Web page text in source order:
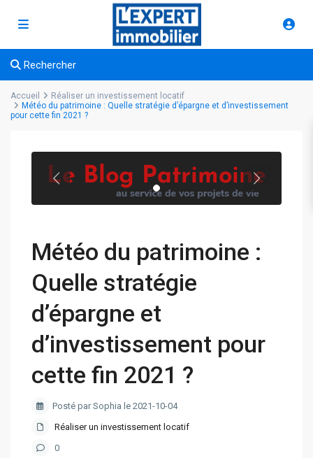
Rechercher
Accueil
Réaliser un investissement locatif
Météo du patrimoine : Quelle stratégie d’épargne et d’investissement
pour cette fin 2021 ?
Météo du patrimoine :
Quelle stratégie
d’épargne et
d’investissement pour
cette fin 2021 ?
Posté par Sophia le 2021-10-04
Réaliser un investissement locatif
0